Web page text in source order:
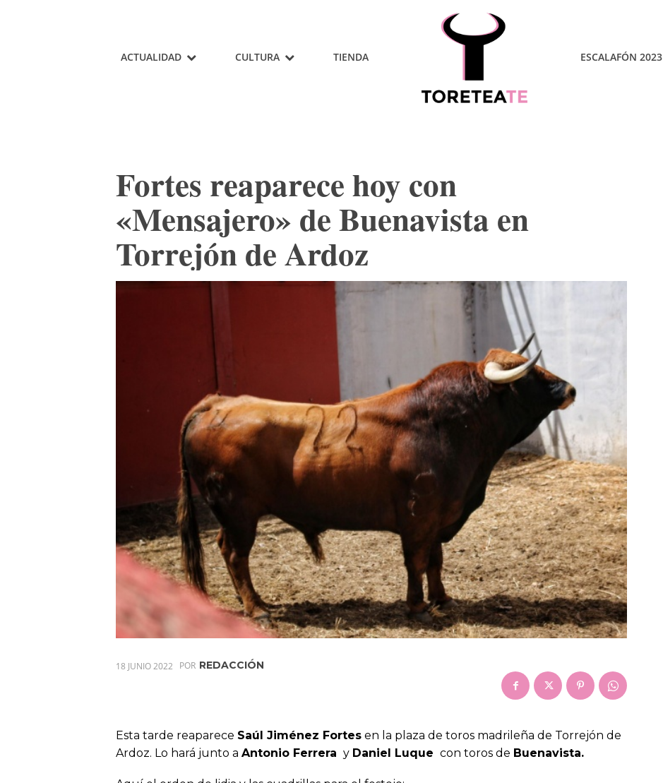
ACTUALIDAD CULTURA TIENDA ESCALAFÓN 2023
Fortes reaparece hoy con
«Mensajero» de Buenavista en
Torrejón de Ardoz
18 JUNIO 2022 POR REDACCIÓN
Esta tarde reaparece Saúl Jiménez Fortes en la plaza de toros madrileña de Torrejón de
Ardoz. Lo hará junto a Antonio Ferrera y Daniel Luque con toros de Buenavista.